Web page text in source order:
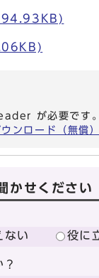
が必要です
ロード（無償）
かせください
ない 役に